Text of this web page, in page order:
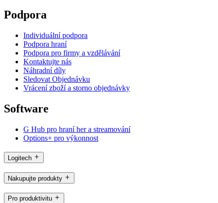
Podpora
Individuální podpora
Podpora hraní
Podpora pro firmy a vzdělávání
Kontaktujte nás
Náhradní díly
Sledovat Objednávku
Vrácení zboží a storno objednávky
Software
G Hub pro hraní her a streamování
Options+ pro výkonnost
Logitech
Nakupujte produkty
Pro produktivitu